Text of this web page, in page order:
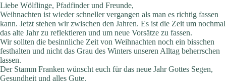
Liebe Wölflinge, Pfadfinder und Freunde,
Weihnachten ist wieder schneller vergangen als man es richtig fassen
kann. Jetzt stehen wir zwischen den Jahren. Es ist die Zeit um nochmal
das alte Jahr zu reflektieren und um neue Vorsätze zu fassen.
Wir sollten die besinnliche Zeit von Weihnachten noch ein bisschen
festhalten und nicht das Grau des Winters unseren Alltag beherrschen
lassen.
Der Stamm Franken wünscht euch für das neue Jahr Gottes Segen,
Gesundheit und alles Gute.